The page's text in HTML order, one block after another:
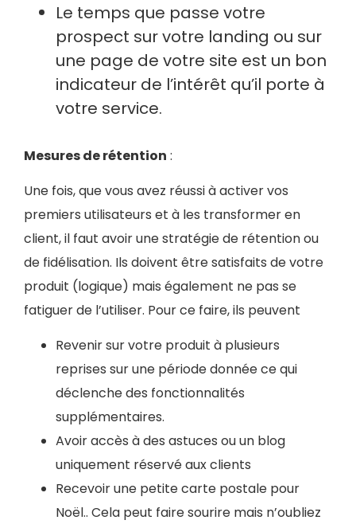
Le temps que passe votre
prospect sur votre landing ou sur
une page de votre site est un bon
indicateur de l’intérêt qu’il porte à
votre service.
Mesures de rétention :
Une fois, que vous avez réussi à activer vos
premiers utilisateurs et à les transformer en
client, il faut avoir une stratégie de rétention ou
de fidélisation. Ils doivent être satisfaits de votre
produit (logique) mais également ne pas se
fatiguer de l’utiliser. Pour ce faire, ils peuvent
Revenir sur votre produit à plusieurs
reprises sur une période donnée ce qui
déclenche des fonctionnalités
supplémentaires.
Avoir accès à des astuces ou un blog
uniquement réservé aux clients
Recevoir une petite carte postale pour
Noël.. Cela peut faire sourire mais n’oubliez